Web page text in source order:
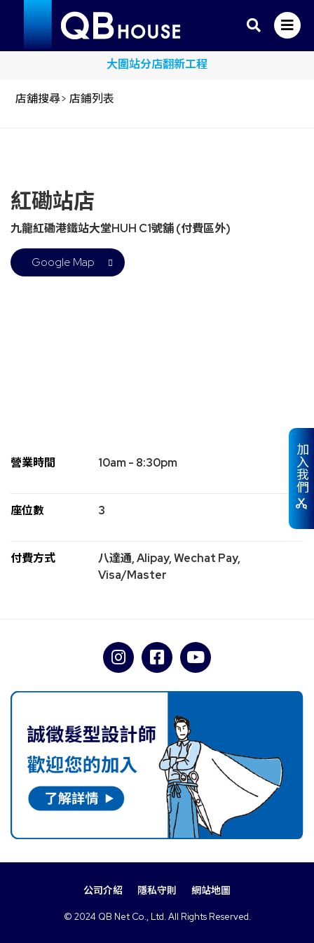
加入我們
大圍站分店翻新工程
sim Credit Card x QB House 限時單剪半價優惠
店舖搜尋> 店鋪列表
紅磡站店
九龍紅磡港鐵站大堂HUH C1號舖 (付費區外)
Google Map
營業時間 10am - 8:30pm
座位數 3
付費方式
八達通, Alipay, Wechat Pay,
Visa/Master
公司介紹 隱私守則 網站地圖
© 2024 QB Net Co., Ltd. All Rights Reserved.